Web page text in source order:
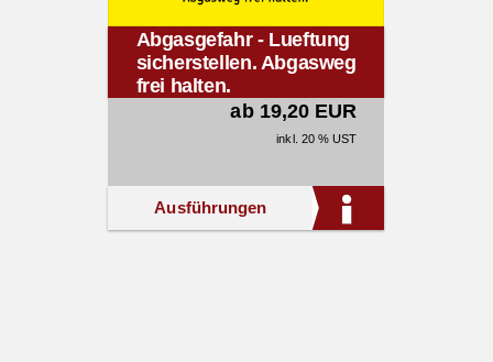
Abgasgefahr - Lueftung
sicherstellen. Abgasweg
frei halten.
ab 19,20 EUR
inkl. 20 % UST
Ausführungen